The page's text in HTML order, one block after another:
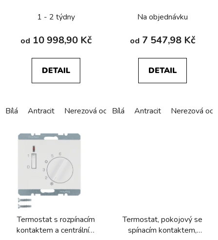
K.1/K.5
1 - 2 týdny
od 10 998,90 Kč
DETAIL
Bílá Antracit Nerezová ocel Alu elox
Na objednávku
od 7 547,98 Kč
DETAIL
Bílá Antracit Nerezová
Termostat s rozpínacím
kontaktem a centrálním
Termostat, pokojový se
spínacím kontaktem,